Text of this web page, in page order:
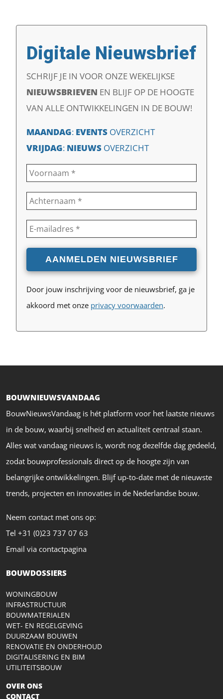
Digitale Nieuwsbrief
SCHRIJF JE IN VOOR ONZE WEKELIJKSE
NIEUWSBRIEVEN EN BLIJF OP DE HOOGTE
VAN ALLE ONTWIKKELINGEN IN DE BOUW!
MAANDAG: EVENTS OVERZICHT
VRIJDAG: NIEUWS OVERZICHT
Door jouw inschrijving voor de nieuwsbrief, ga je
akkoord met onze privacy voorwaarden.
BOUWNIEUWSVANDAAG
BouwNieuwsVandaag is hét platform voor het laatste nieuws
in de bouw, waarbij snelheid en actualiteit centraal staan.
Alles wat vandaag nieuws is, wordt nog dezelfde dag gedeeld,
zodat bouwprofessionals direct op de hoogte zijn van
belangrijke ontwikkelingen. Blijf up-to-date met de nieuwste
trends, projecten en innovaties in de Nederlandse bouw.
Neem contact met ons op:
Tel +31 (0)23 737 07 63
Email via contactpagina
BOUWDOSSIERS
WONINGBOUW
INFRASTRUCTUUR
BOUWMATERIALEN
WET- EN REGELGEVING
DUURZAAM BOUWEN
RENOVATIE EN ONDERHOUD
DIGITALISERING EN BIM
UTILITEITSBOUW
OVER ONS
CONTACT